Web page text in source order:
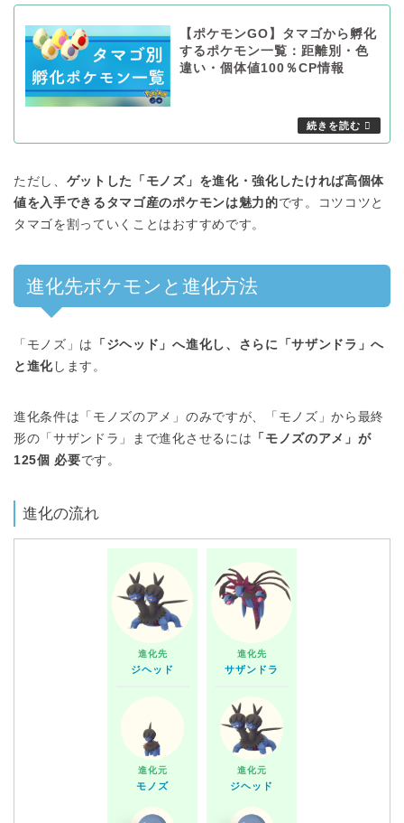
【ポケモンGO】タマゴから孵化
するポケモン一覧：距離別・色
違い・個体値100％CP情報
ただし、 ゲットした「モノズ」を進化・強化したければ高個体
値を入手できるタマゴ産のポケモンは魅力的です。コツコツと
タマゴを割っていくことはおすすめです。
進化先ポケモンと進化方法
「モノズ」は
「ジヘッド」へ進化し、さらに「サザンドラ」へ
と進化 します。
進化条件は「モノズのアメ」のみですが、「モノズ」から最終
形の「サザンドラ」まで進化させるには 「モノズのアメ」が
125個 必要です。
進化の流れ
進化先
ジヘッド
進化元
モノズ
進化先
サザンドラ
進化元
ジヘッド